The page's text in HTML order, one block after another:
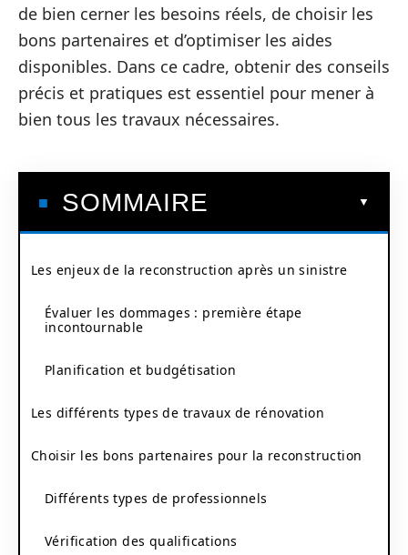
de bien cerner les besoins réels, de choisir les
bons partenaires et d’optimiser les aides
disponibles. Dans ce cadre, obtenir des conseils
précis et pratiques est essentiel pour mener à
bien tous les travaux nécessaires.
SOMMAIRE
Les enjeux de la reconstruction après un sinistre
Évaluer les dommages : première étape
incontournable
Planification et budgétisation
Les différents types de travaux de rénovation
Choisir les bons partenaires pour la reconstruction
Différents types de professionnels
Vérification des qualifications